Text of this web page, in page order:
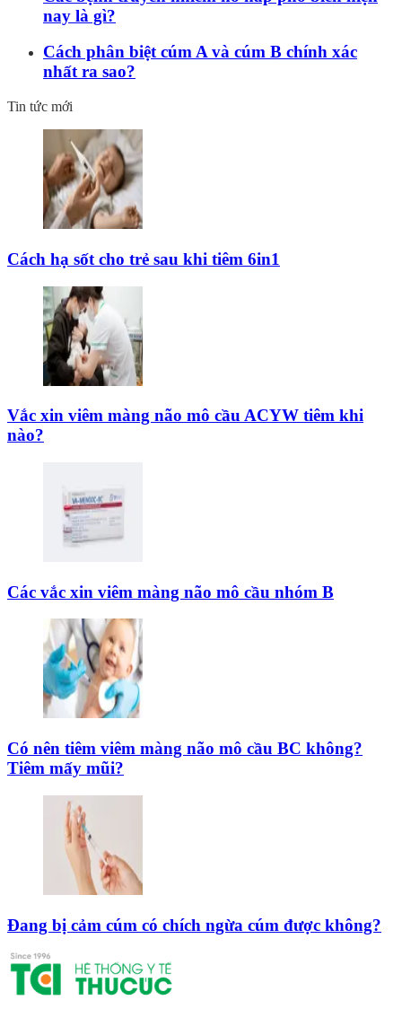
nay là gì?
Cách phân biệt cúm A và cúm B chính xác
nhất ra sao?
Tin tức mới
Cách hạ sốt cho trẻ sau khi tiêm 6in1
Vắc xin viêm màng não mô cầu ACYW tiêm khi
nào?
Các vắc xin viêm màng não mô cầu nhóm B
Có nên tiêm viêm màng não mô cầu BC không?
Tiêm mấy mũi?
Đang bị cảm cúm có chích ngừa cúm được không?